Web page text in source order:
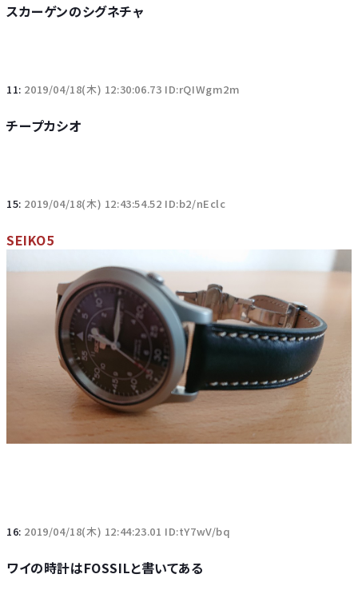
スカーゲンのシグネチャ
11: 2019/04/18(木) 12:30:06.73 ID:rQIWgm2m
チープカシオ
15: 2019/04/18(木) 12:43:54.52 ID:b2/nEclc
SEIKO5
16: 2019/04/18(木) 12:44:23.01 ID:tY7wV/bq
ワイの時計はFOSSILと書いてある